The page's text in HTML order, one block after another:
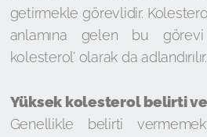
getirmekle görevlidir.
anlamına gelen bu
kolesterol’ olarak da adlandırılır.
Yüksek kolesterol belirti
Genellikle belirti